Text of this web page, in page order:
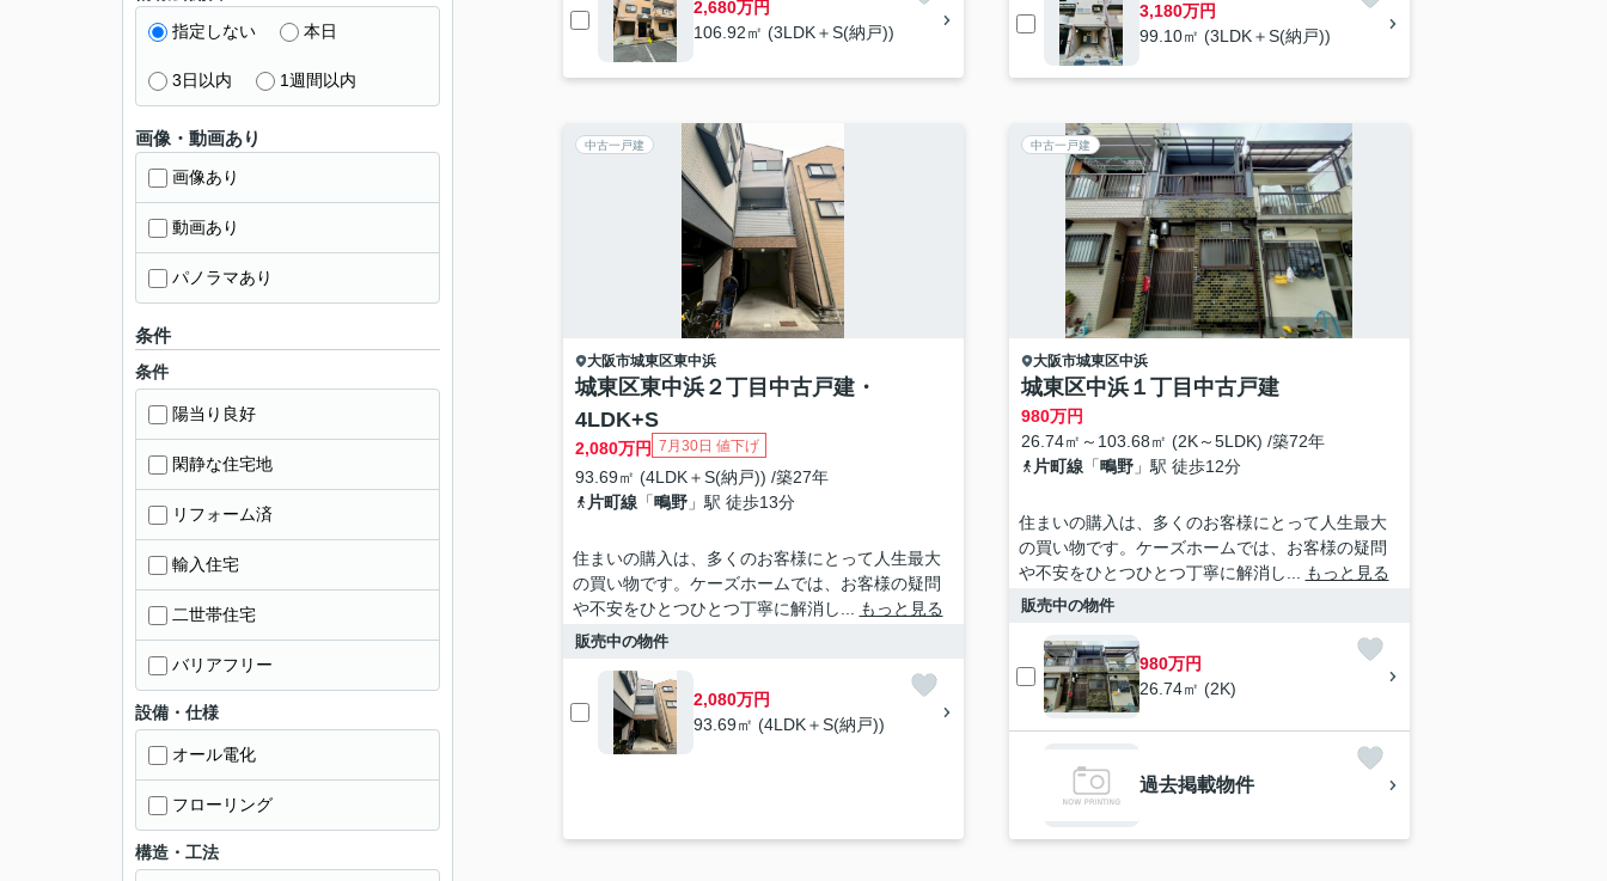
2,680万円
106.92㎡ (3LDK＋S(納戸))
3,180万円
99.10㎡ (3LDK＋S(納戸))
中古一戸建
大阪市城東区東中浜
城東区東中浜２丁目中古戸建・
4LDK+S
2,080万円 7月30日 値下げ
93.69㎡ (4LDK＋S(納戸)) /築27年
片町線「鴫野」駅 徒歩13分
住まいの購入は、多くのお客様にとって人生最大
の買い物です。ケーズホームでは、お客様の疑問
や不安をひとつひとつ丁寧に解消し...
もっと見る
販売中の物件
2,080万円
93.69㎡ (4LDK＋S(納戸))
中古一戸建
大阪市城東区中浜
城東区中浜１丁目中古戸建
980万円
26.74㎡～103.68㎡ (2K～5LDK) /築72年
片町線「鴫野」駅 徒歩12分
住まいの購入は、多くのお客様にとって人生最大
の買い物です。ケーズホームでは、お客様の疑問
や不安をひとつひとつ丁寧に解消し...
もっと見る
販売中の物件
980万円
26.74㎡ (2K)
過去掲載物件
指定しない 本日
3日以内 1週間以内
画像・動画あり
画像あり
動画あり
パノラマあり
条件
条件
陽当り良好
閑静な住宅地
リフォーム済
輸入住宅
二世帯住宅
バリアフリー
設備・仕様
オール電化
フローリング
構造・工法